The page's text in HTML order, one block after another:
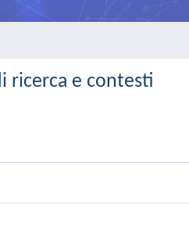
ricerca e contesti